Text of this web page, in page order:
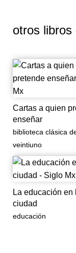
otros libros
Cartas a quien
enseñar
biblioteca clásica
veintiuno
La educación en
ciudad
educación